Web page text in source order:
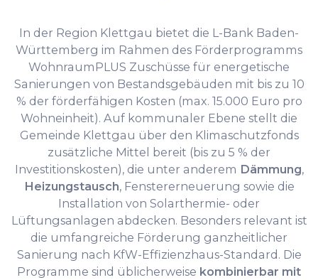
In der Region Klettgau bietet die L-Bank Baden-
Württemberg im Rahmen des Förderprogramms
WohnraumPLUS Zuschüsse für energetische
Sanierungen von Bestandsgebäuden mit bis zu 10
% der förderfähigen Kosten (max. 15.000 Euro pro
Wohneinheit). Auf kommunaler Ebene stellt die
Gemeinde Klettgau über den Klimaschutzfonds
zusätzliche Mittel bereit (bis zu 5 % der
Investitionskosten), die unter anderem Dämmung,
Heizungstausch, Fenstererneuerung sowie die
Installation von Solarthermie- oder
Lüftungsanlagen abdecken. Besonders relevant ist
die umfangreiche Förderung ganzheitlicher
Sanierung nach KfW-Effizienzhaus-Standard. Die
Programme sind üblicherweise kombinierbar mit